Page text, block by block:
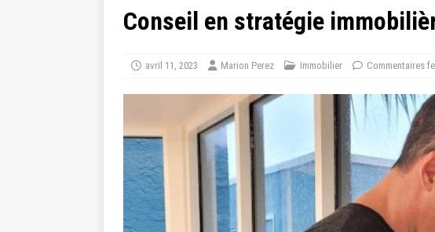
Conseil en stratégie
avril 11, 2023 Marion Perez Immobilier Commentaires